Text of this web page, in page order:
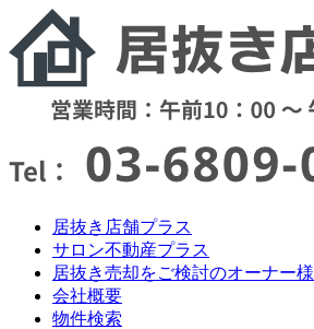
居抜き店舗プラス
サロン不動産プラス
居抜き売却をご検討のオーナー様
会社概要
物件検索